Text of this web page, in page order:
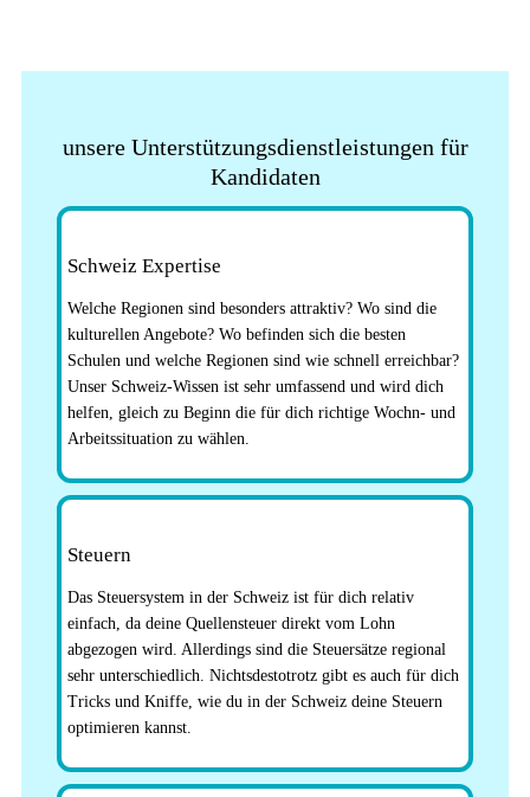
unsere Unterstützungsdienstleistungen für
Kandidaten
Schweiz Expertise
Welche Regionen sind besonders attraktiv? Wo sind die
kulturellen Angebote? Wo befinden sich die besten
Schulen und welche Regionen sind wie schnell erreichbar?
Unser Schweiz-Wissen ist sehr umfassend und wird dich
helfen, gleich zu Beginn die für dich richtige Wochn- und
Arbeitssituation zu wählen.
Steuern
Das Steuersystem in der Schweiz ist für dich relativ
einfach, da deine Quellensteuer direkt vom Lohn
abgezogen wird. Allerdings sind die Steuersätze regional
sehr unterschiedlich. Nichtsdestotrotz gibt es auch für dich
Tricks und Kniffe, wie du in der Schweiz deine Steuern
optimieren kannst.